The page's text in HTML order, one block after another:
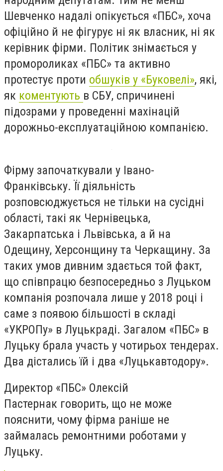
Шевченко надалі опікується «ПБС», хоча
офіційно й не фігурує ні як власник, ні як
керівник фірми. Політик знімається у
промороликах «ПБС» та активно
протестує проти обшуків у «Буковелі», які,
як коментують в СБУ, спричинені
підозрами у проведенні махінацій
дорожньо-експлуатаційною компанією.
Фірму започаткували у Івано-
Франківську. Її діяльність
розповсюджується не тільки на сусідні
області, такі як Чернівецька,
Закарпатська і Львівська, а й на
Одещину, Херсонщину та Черкащину. За
таких умов дивним здається той факт,
що співпрацю безпосередньо з Луцьком
компанія розпочала лише у 2018 році і
саме з появою більшості в складі
«УКРОПу» в Луцькраді. Загалом «ПБС» в
Луцьку брала участь у чотирьох тендерах.
Два дістались їй і два «Луцькавтодору».
Директор «ПБС» Олексій
Пастернак говорить, що не може
пояснити, чому фірма раніше не
займалась ремонтними роботами у
Луцьку.